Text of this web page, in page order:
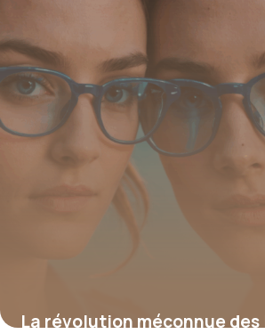
La révolution méconnue